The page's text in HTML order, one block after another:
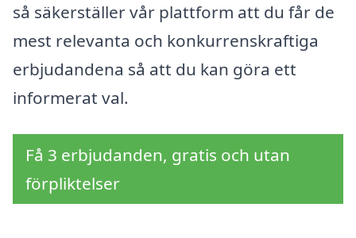
så säkerställer vår plattform att du får de
mest relevanta och konkurrenskraftiga
erbjudandena så att du kan göra ett
informerat val.
Få 3 erbjudanden, gratis och utan
förpliktelser